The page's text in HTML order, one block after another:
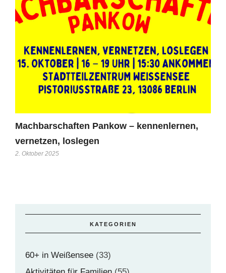
Machbarschaften Pankow – kennenlernen,
vernetzen, loslegen
2. Oktober 2025
KATEGORIEN
60+ in Weißensee (33)